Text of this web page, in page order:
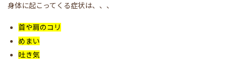
身体に起こってくる症状は、、、
首や肩のコリ
めまい
吐き気